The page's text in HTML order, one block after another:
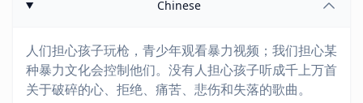
Chinese
人们担心孩子玩枪，青少年观看暴力视频；我们担心某
种暴力文化会控制他们。没有人担心孩子听成千上万首
关于破碎的心、拒绝、痛苦、悲伤和失落的歌曲。